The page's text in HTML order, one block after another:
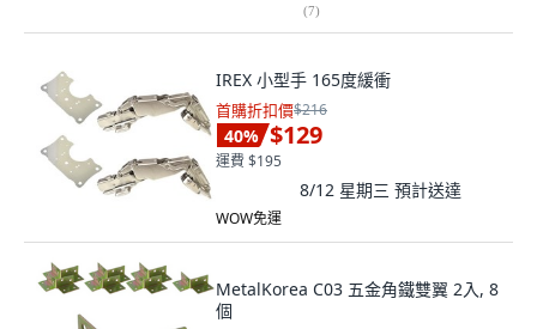
(7)
IREX 小型手 165度緩衝
首購折扣價$216
40% $129
運費 $195
8/12 星期三 預計送達
WOW免運
MetalKorea C03 五金角鐵雙翼 2入, 8
個